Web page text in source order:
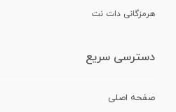
هرمزگانی دات نت
دسترسی سریع
صفحه اصلی